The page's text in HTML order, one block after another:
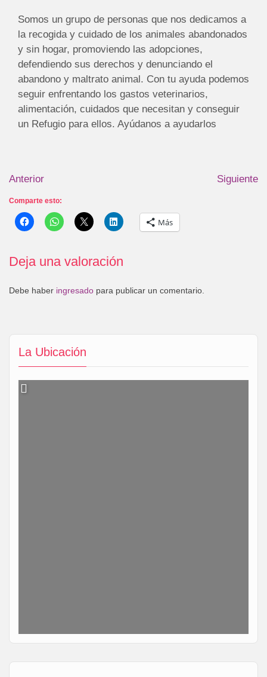
La Ubicación
Somos un grupo de personas que nos dedicamos a
la recogida y cuidado de los animales abandonados
y sin hogar, promoviendo las adopciones,
defendiendo sus derechos y denunciando el
abandono y maltrato animal. Con tu ayuda podemos
seguir enfrentando los gastos veterinarios,
alimentación, cuidados que necesitan y conseguir
un Refugio para ellos. Ayúdanos a ayudarlos
Anterior Siguiente
Comparte esto:
Más
Deja una valoración
Debe haber ingresado para publicar un comentario.